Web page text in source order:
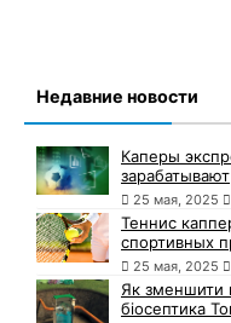
Недавние новости
Каперы
зарабатывают
25 мая, 2025
Теннис
спортивных
25 мая, 2025
Як зменшити
біосептика